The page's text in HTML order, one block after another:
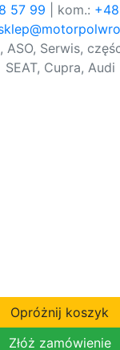
57 99 | kom.:
Serwis,
SEAT, Cupra, Audi
Opróżnij koszyk
Złóż zamówienie